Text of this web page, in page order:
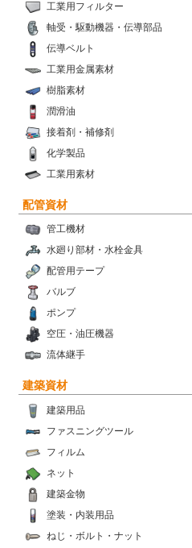
工業用フィルター
軸受・駆動機器・伝導部品
伝導ベルト
工業用金属素材
樹脂素材
潤滑油
接着剤・補修剤
化学製品
工業用素材
配管資材
管工機材
水廻り部材・水栓金具
配管用テープ
バルブ
ポンプ
空圧・油圧機器
流体継手
建築資材
建築用品
ファスニングツール
フィルム
ネット
建築金物
塗装・内装用品
ねじ・ボルト・ナット